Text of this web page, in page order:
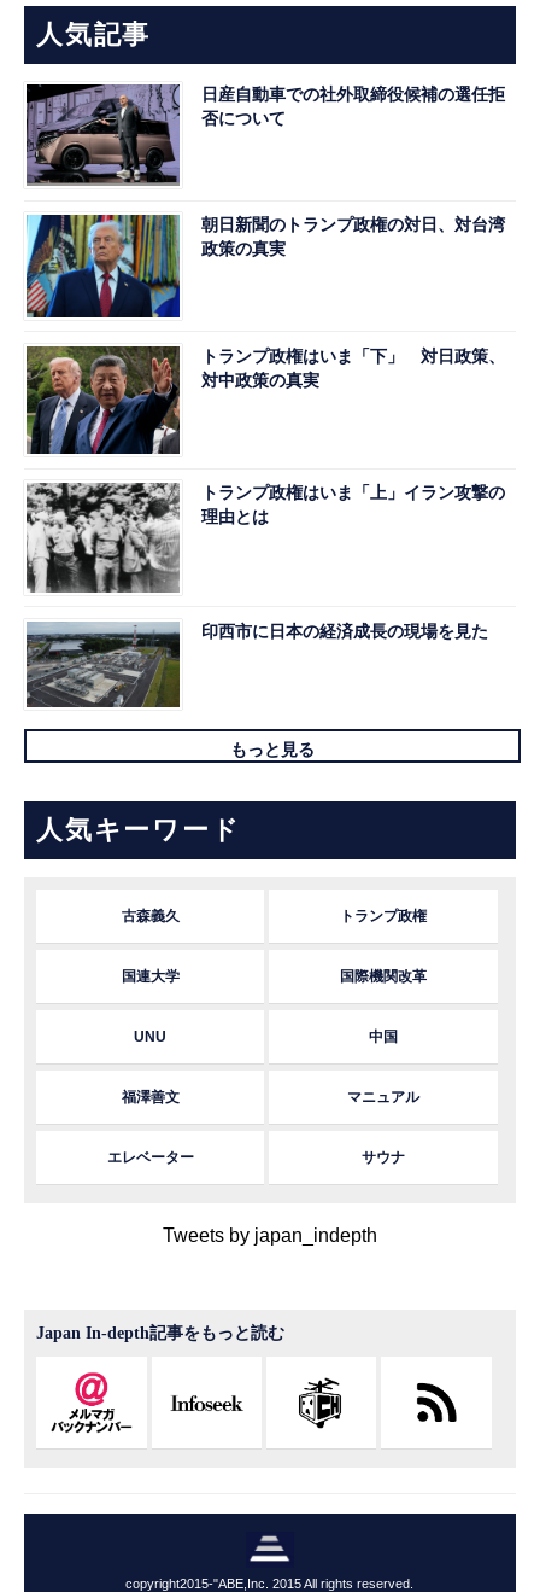
人気記事
日産自動車での社外取締役候補の選任拒
否について
朝日新聞のトランプ政権の対日、対台湾
政策の真実
トランプ政権はいま「下」 対日政策、
対中政策の真実
トランプ政権はいま「上」イラン攻撃の
理由とは
印西市に日本の経済成長の現場を見た
もっと見る
人気キーワード
古森義久 トランプ政権
国連大学 国際機関改革
UNU 中国
福澤善文 マニュアル
エレベーター サウナ
Tweets by japan_indepth
Japan In-depth記事をもっと読む
copyright2015-"ABE,Inc. 2015 All rights reserved.